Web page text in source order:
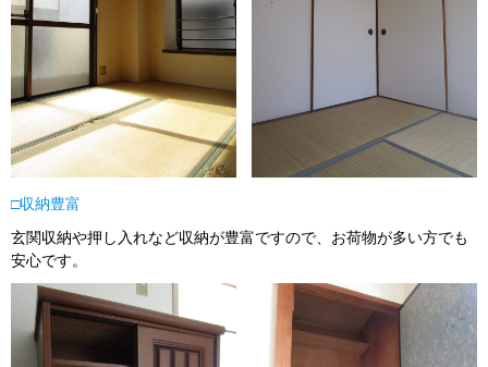
□収納豊富
玄関収納や押し入れなど収納が豊富ですので、お荷物が多い方でも
安心です。